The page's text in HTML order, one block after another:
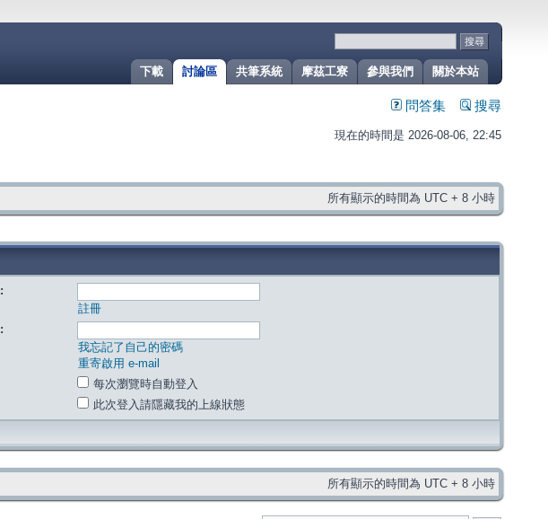
關於本站
參與我們
摩茲工寮
共筆系統
討論區
下載
問答集 搜尋
現在的時間是 2026-08-06, 22:45
所有顯示的時間為 UTC + 8 小時
註冊
我忘記了自己的密碼
重寄啟用 e-mail
每次瀏覽時自動登入
此次登入請隱藏我的上線狀態
所有顯示的時間為 UTC + 8 小時